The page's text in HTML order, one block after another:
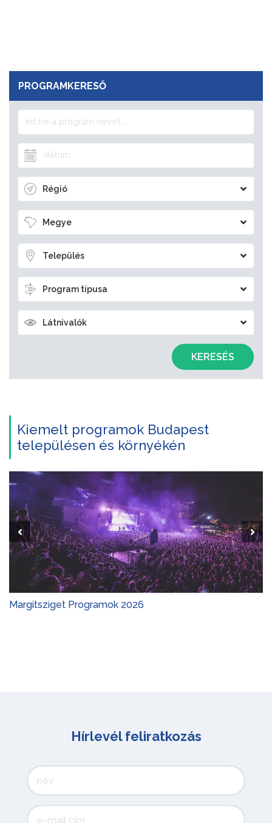
PROGRAMKERESŐ
Régió
Megye
Település
Program típusa
Látnivalók
KERESÉS
Kiemelt programok Budapest
településen és környékén
Margitsziget Programok 2026
Hírlevél feliratkozás